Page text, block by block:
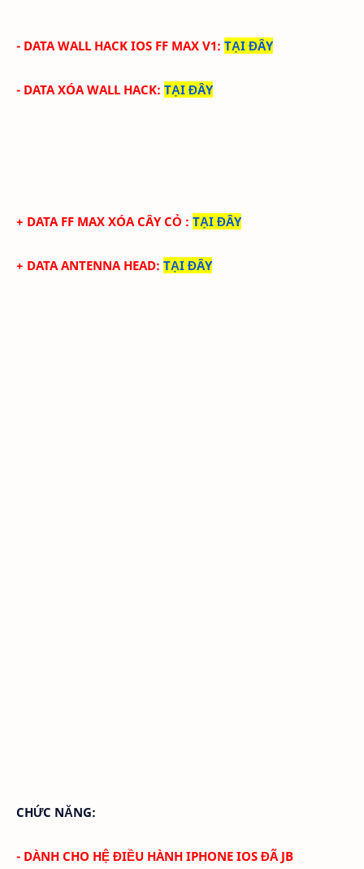
- DATA WALL HACK IOS FF MAX V1: TẠI ĐÂY
- DATA XÓA WALL HACK: TẠI ĐÂY
+ DATA FF MAX XÓA CÂY CỎ : TẠI ĐÂY
+ DATA ANTENNA HEAD: TẠI ĐÂY
CHỨC NĂNG:
- DÀNH CHO HỆ ĐIỀU HÀNH IPHONE IOS ĐÃ JB